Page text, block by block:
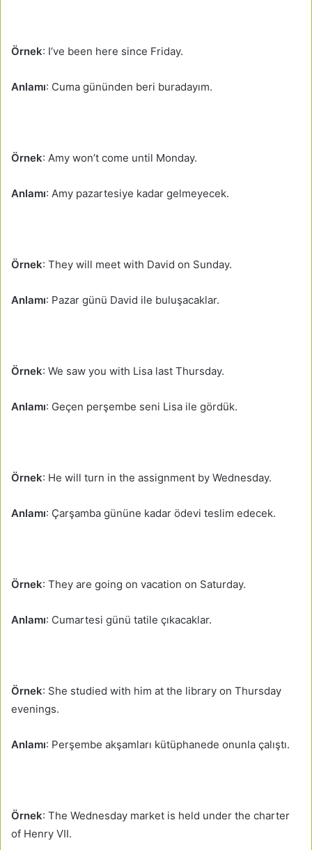
Örnek: I’ve been here since Friday.
Anlamı: Cuma gününden beri buradayım.
Örnek: Amy won’t come until Monday.
Anlamı: Amy pazartesiye kadar gelmeyecek.
Örnek: They will meet with David on Sunday.
Anlamı: Pazar günü David ile buluşacaklar.
Örnek: We saw you with Lisa last Thursday.
Anlamı: Geçen perşembe seni Lisa ile gördük.
Örnek: He will turn in the assignment by Wednesday.
Anlamı: Çarşamba gününe kadar ödevi teslim edecek.
Örnek: They are going on vacation on Saturday.
Anlamı: Cumartesi günü tatile çıkacaklar.
Örnek: She studied with him at the library on Thursday
evenings.
Anlamı: Perşembe akşamları kütüphanede onunla çalıştı.
Örnek: The Wednesday market is held under the charter
of Henry VII.